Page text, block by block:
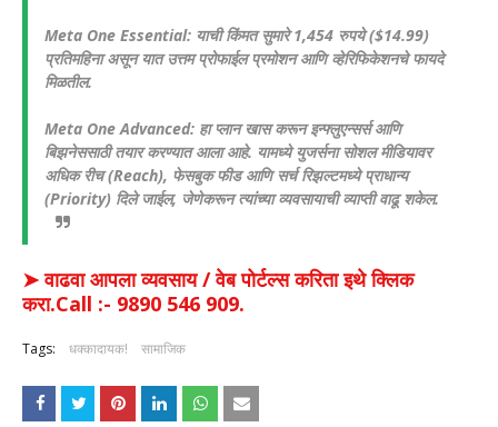
Meta One Essential: याची किंमत सुमारे 1,454 रुपये ($14.99)
प्रतिमहिना असून यात उत्तम प्रोफाईल प्रमोशन आणि व्हेरिफिकेशनचे फायदे
मिळतील.
Meta One Advanced: हा प्लान खास करून इन्फ्लुएन्सर्स आणि
बिझनेससाठी तयार करण्यात आला आहे. यामध्ये युजर्सना सोशल मीडियावर
अधिक रीच (Reach), फेसबुक फीड आणि सर्च रिझल्टमध्ये प्राधान्य
(Priority) दिले जाईल, जेणेकरून त्यांच्या व्यवसायाची व्याप्ती वाढू शकेल.
➤ वाढवा आपला व्यवसाय / वेब पोर्टल्स करिता इथे क्लिक
करा.Call :- 9890 546 909.
Tags: धक्कादायक! सामाजिक